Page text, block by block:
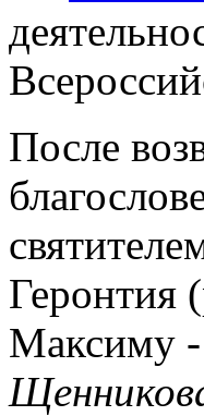
После
Геронтия
Максиму